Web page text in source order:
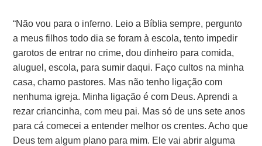
“Não vou para o inferno. Leio a Bíblia sempre, pergunto
a meus filhos todo dia se foram à escola, tento impedir
garotos de entrar no crime, dou dinheiro para comida,
aluguel, escola, para sumir daqui. Faço cultos na minha
casa, chamo pastores. Mas não tenho ligação com
nenhuma igreja. Minha ligação é com Deus. Aprendi a
rezar criancinha, com meu pai. Mas só de uns sete anos
para cá comecei a entender melhor os crentes. Acho que
Deus tem algum plano para mim. Ele vai abrir alguma